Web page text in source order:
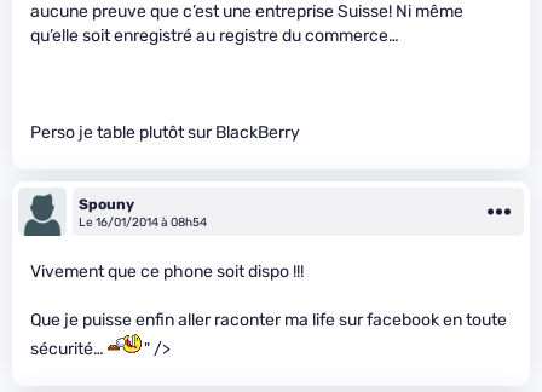
aucune preuve que c’est une entreprise Suisse! Ni même
qu’elle soit enregistré au registre du commerce…
Perso je table plutôt sur BlackBerry
Spouny
Le 16/01/2014 à 08h54
Vivement que ce phone soit dispo !!!
Que je puisse enfin aller raconter ma life sur facebook en toute
sécurité…
" />